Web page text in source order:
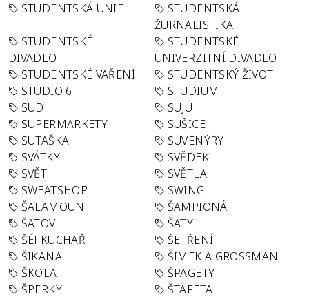
STUDENTSKÁ UNIE
STUDENTSKÁ
ŽURNALISTIKA
STUDENTSKÉ
DIVADLO
STUDENTSKÉ
UNIVERZITNÍ DIVADLO
STUDENTSKÉ VAŘENÍ
STUDENTSKÝ ŽIVOT
STUDIO 6
STUDIUM
SUD
SUJU
SUPERMARKETY
SUŠICE
SUTAŠKA
SUVENÝRY
SVÁTKY
SVĚDEK
SVĚT
SVĚTLA
SWEATSHOP
SWING
ŠALAMOUN
ŠAMPIONÁT
ŠATOV
ŠATY
ŠÉFKUCHAŘ
ŠETŘENÍ
ŠIKANA
ŠIMEK A GROSSMAN
ŠKOLA
ŠPAGETY
ŠPERKY
ŠTAFETA